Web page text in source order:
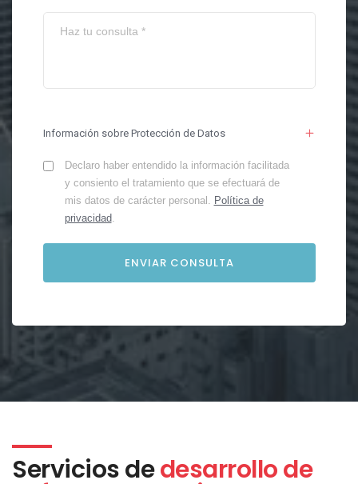
Información sobre Protección de Datos
Declaro haber entendido la información facilitada
y consiento el tratamiento que se efectuará de
mis datos de carácter personal. Política de
privacidad.
Servicios dedesarrollo de